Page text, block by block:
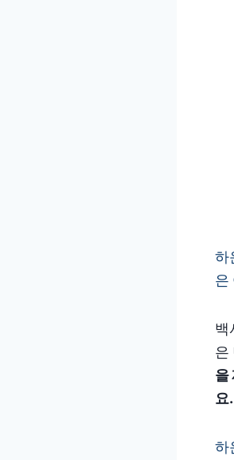
하
은
백
은
을
요.
하